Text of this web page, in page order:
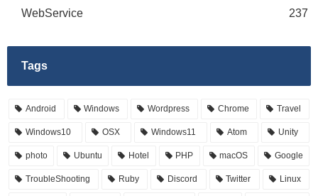
WebService 237
Tags
Android Windows Wordpress Chrome Travel
Windows10 OSX Windows11 Atom Unity
photo Ubuntu Hotel PHP macOS Google
TroubleShooting Ruby Discord Twitter Linux